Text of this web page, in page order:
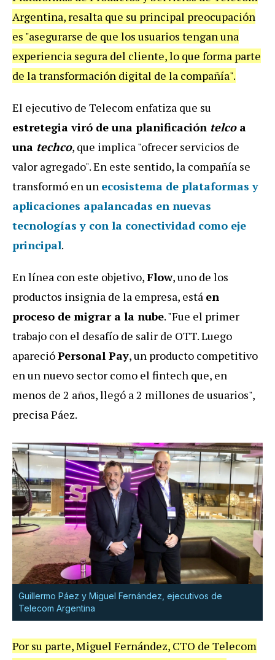
Argentina, resalta que su principal preocupación
es "asegurarse de que los usuarios tengan una
experiencia segura del cliente, lo que forma parte
de la transformación digital de la compañía".
El ejecutivo de Telecom enfatiza que su
estretegia viró de una planificación telcoa
una techco, que implica "ofrecer servicios de
valor agregado". En este sentido, la compañía se
transformó en un ecosistema de plataformas y
aplicaciones apalancadas en nuevas
tecnologías y con la conectividad como eje
principal.
En línea con este objetivo,Flow, uno de los
productos insignia de la empresa, está en
proceso de migrar a la nube. "Fue el primer
trabajo con el desafío de salir de OTT. Luego
aparecióPersonal Pay, un producto competitivo
en un nuevo sector como el fintech que, en
menos de 2 años, llegó a 2 millones de usuarios",
precisa Páez.
Guillermo Páez y Miguel Fernández, ejecutivos de
Telecom Argentina
Por su parte, Miguel Fernández, CTO de Telecom